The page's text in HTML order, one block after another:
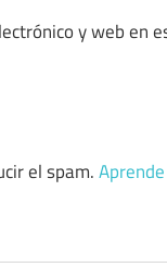
y web en
el spam.